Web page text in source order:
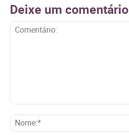
Deixe um comentário